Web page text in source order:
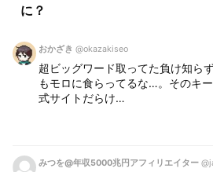
に？
おかざき @okazakiseo
超ビッグワード取ってた負け知ら
もモロに食らってるな…。そのキ
式サイトだらけ…
みつを@年収5000兆円アフィリエイター